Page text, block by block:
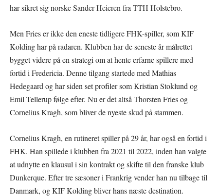
har sikret sig norske Sander Heieren fra TTH Holstebro.
Men Fries er ikke den eneste tidligere FHK-spiller, som KIF
Kolding har på radaren. Klubben har de seneste år målrettet
bygget videre på en strategi om at hente erfarne spillere med
fortid i Fredericia. Denne tilgang startede med Mathias
Hedegaard og har siden set profiler som Kristian Stoklund og
Emil Tellerup følge efter. Nu er det altså Thorsten Fries og
Cornelius Kragh, som bliver de nyeste skud på stammen.
Cornelius Kragh, en rutineret spiller på 29 år, har også en fortid i
FHK. Han spillede i klubben fra 2021 til 2022, inden han valgte
at udnytte en klausul i sin kontrakt og skifte til den franske klub
Dunkerque. Efter tre sæsoner i Frankrig vender han nu tilbage til
Danmark, og KIF Kolding bliver hans næste destination.